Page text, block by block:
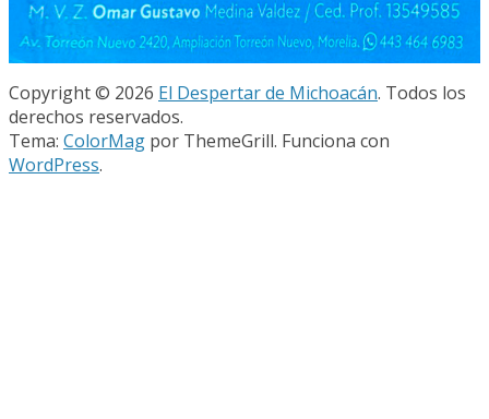
Copyright © 2026 El Despertar de Michoacán. Todos los
derechos reservados.
Tema: ColorMag por ThemeGrill. Funciona con
WordPress.